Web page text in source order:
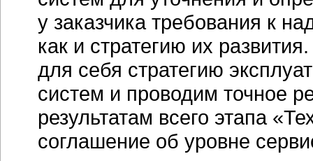
у заказчика требования к
как и стратегию их
для себя стратегию
систем и проводим точное
результатам всего этапа
соглашение об уровне